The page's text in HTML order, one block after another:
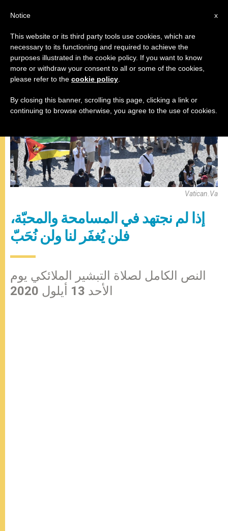
صلاة التبشير الملائكي
Vatican.va
إذا لم نجتهد في المسامحة والمحبّة،
فلن يُغفَر لنا ولن نُحَبّ
النص الكامل لصلاة التبشير الملائكي يوم
الأحد 13 أيلول 2020
x
Notice
This website or its third party tools use cookies, which are
necessary to its functioning and required to achieve the
purposes illustrated in the cookie policy. If you want to know
more or withdraw your consent to all or some of the cookies,
please refer to the cookie policy
By closing this banner, scrolling this page, clicking a link or
continuing to browse otherwise, you agree to the use of cookies.